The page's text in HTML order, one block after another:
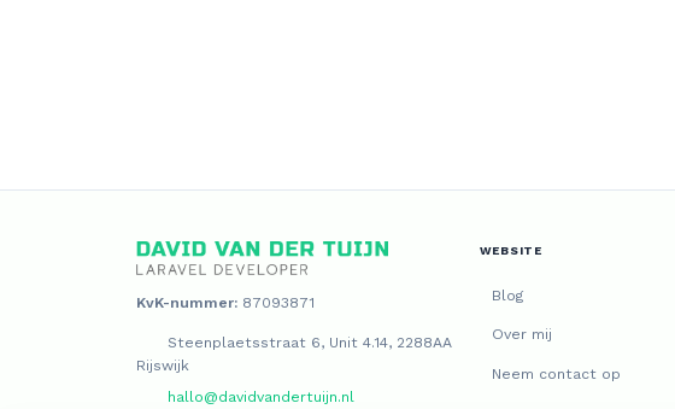
KvK-nummer:87093871
Steenplaetsstraat 6, Unit 4.14, 2288AA
Rijswijk
hallo@davidvandertuijn.nl
WEBSITE
Blog
Over mij
Neem contact op